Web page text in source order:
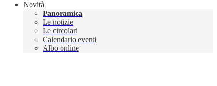
Novità
Panoramica
Le notizie
Le circolari
Calendario eventi
Albo online